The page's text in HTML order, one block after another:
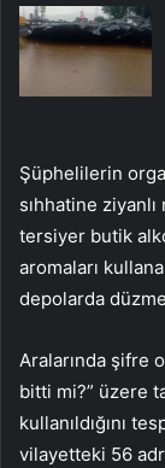
Şüphelilerin
sıhhatine
tersiyer butik
aromaları
depolarda
Aralarında şifre
bitti mi?” üzere
kullanıldığını
vilayetteki 56